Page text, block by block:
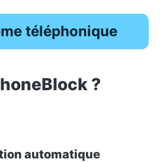
téléphonique
?
automatique